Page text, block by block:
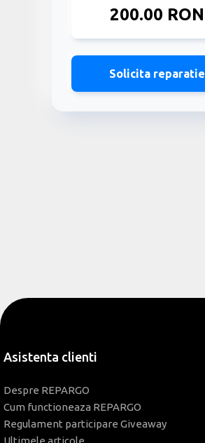
200.00 RON
Solicita reparatie
Asistenta clienti
Despre REPARGO
Cum functioneaza REPARGO
Regulament participare Giveaway
Ultimele articole